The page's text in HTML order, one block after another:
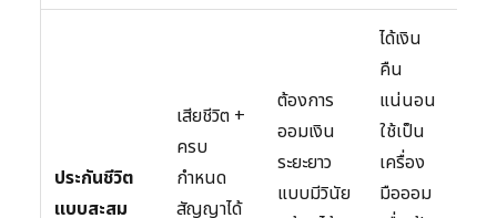
ประกันชีวิต
แบบสะสม
เสียชีวิต +
ครบ
กำหนด
สัญญาได้
ต้องการ
ออมเงิน
ระยะยาว
แบบมีวินัย
ได้เงิน
คืน
แน่นอน
ใช้เป็น
เครื่อง
มือออม